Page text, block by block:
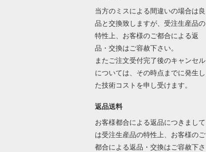
当方のミスによる間違いの場合は良
品と交換致しますが、受注生産品の
特性上、お客様のご都合による返
品・交換はご容赦下さい。
またご注文受付完了後のキャンセル
については、その時点までに発生し
た技術コストを申し受けます。
返品送料
お客様都合による返品につきまして
は受注生産品の特性上、お客様のご
都合による返品・交換はご容赦下さ